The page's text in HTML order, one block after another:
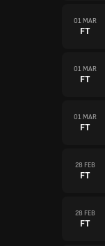
01 MAR
FT
01 MAR
FT
01 MAR
FT
28 FEB
FT
28 FEB
FT